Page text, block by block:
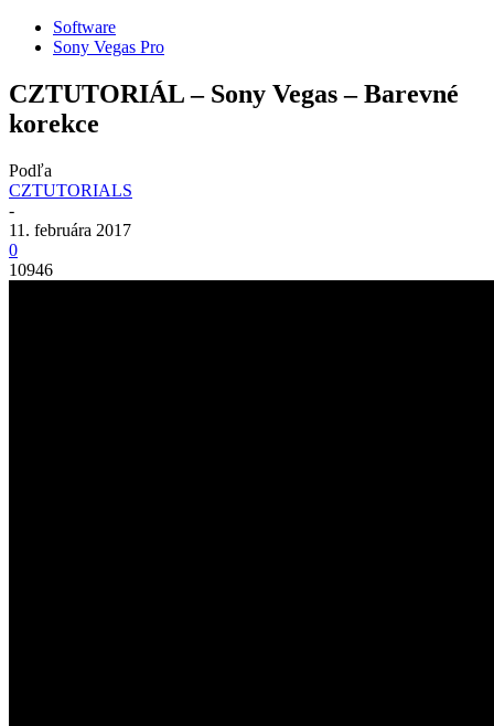
Software
Sony Vegas Pro
CZTUTORIÁL – Sony Vegas – Barevné
korekce
Podľa
CZTUTORIALS
-
11. februára 2017
0
10946